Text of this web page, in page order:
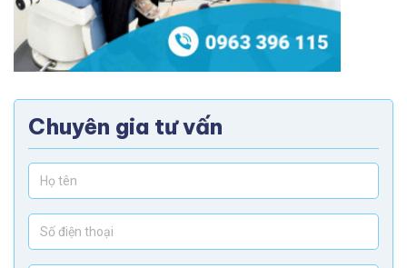
Chuyên gia tư vấn